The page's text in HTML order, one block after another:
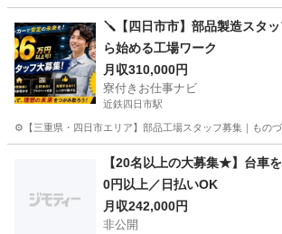
🪛【四日市市】部品製造スタ
ら始める工場ワーク
月収310,000円
寮付きお仕事ナビ
近鉄四日市駅
⚙️【三重県・四日市エリア】部品工場スタッフ募集｜もの
近鉄四日市駅 工場 未経験
【20名以上の大募集★】台車
0円以上／日払いOK
月収242,000円
非公開